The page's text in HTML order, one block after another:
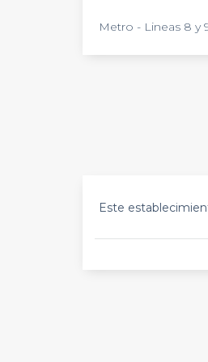
Metro - Lineas 8 y
Este